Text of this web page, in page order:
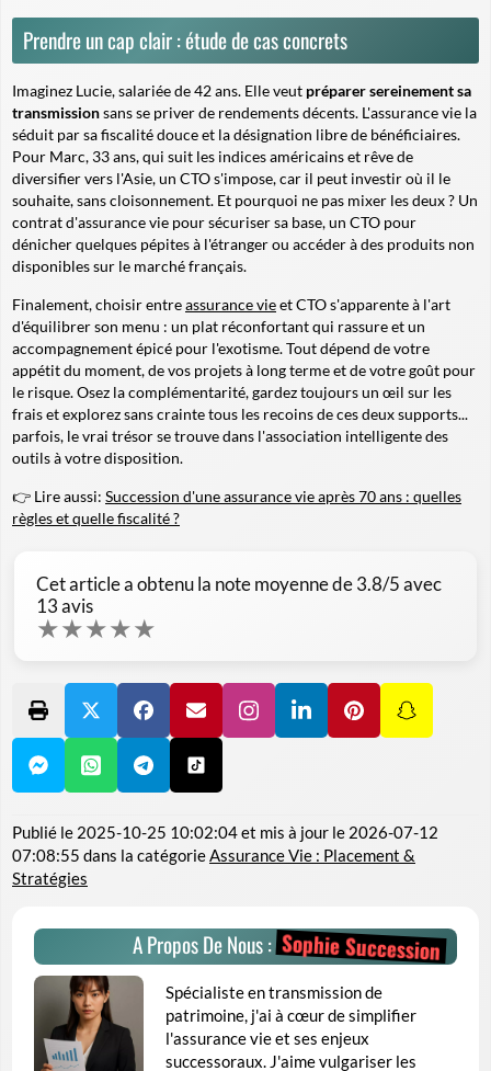
Prendre un cap clair : étude de cas concrets
Imaginez Lucie, salariée de 42 ans. Elle veut préparer sereinement sa
transmissionsans se priver de rendements décents. L'assurance vie la
séduit par sa fiscalité douce et la désignation libre de bénéficiaires.
Pour Marc, 33 ans, qui suit les indices américains et rêve de
diversifier vers l'Asie, un CTO s'impose, car il peut investir où il le
souhaite, sans cloisonnement. Et pourquoi ne pas mixer les deux ? Un
contrat d'assurance vie pour sécuriser sa base, un CTO pour
dénicher quelques pépites à l'étranger ou accéder à des produits non
disponibles sur le marché français.
Finalement, choisir entreassurance vieet CTO s'apparente à l'art
d'équilibrer son menu : un plat réconfortant qui rassure et un
accompagnement épicé pour l'exotisme. Tout dépend de votre
appétit du moment, de vos projets à long terme et de votre goût pour
le risque. Osez la complémentarité, gardez toujours un œil sur les
frais et explorez sans crainte tous les recoins de ces deux supports...
parfois, le vrai trésor se trouve dans l'association intelligente des
outils à votre disposition.
👉 Lire aussi: Succession d'une assurance vie après 70 ans : quelles
règles et quelle fiscalité ?
Cet article a obtenu la note moyenne de3.8/5 avec
13avis
★★★★★
Publié le 2025-10-25 10:02:04et mis à jour le 2026-07-12
07:08:55 dans la catégorieAssurance Vie : Placement &
Stratégies
A Propos De Nous :Sophie Succession
Spécialiste en transmission de
patrimoine, j'ai à cœur de simplifier
l'assurance vie et ses enjeux
successoraux. J'aime vulgariser les